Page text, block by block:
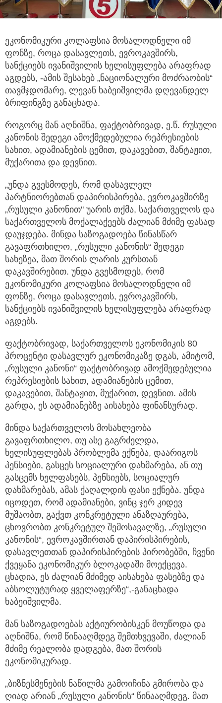
ეკონომიკური კოლაფსია მოსალოდნელი იმ
ფონზე, როცა დასავლეთს, ევროკავშირს,
სანქციებს ივანიშვილის ხელისუფლება არაფრად
აგდებს, -ამის შესახებ „ნაციონალური მოძრაობის“
თავმჯდომარე, ლევან ხაბეიშვილმა დღევანდელ
ბრიფინგზე განაცხადა.
როგორც მან აღნიშნა, ფაქტობრივად, ე.წ. რუსული
კანონის შედეგი ამოქმედებულია რეპრესიების
სახით, ადამიანების ცემით, დაკავებით, შანტაჟით,
მუქარითა და დევნით.
„უნდა გვესმოდეს, რომ დასავლელ
პარტნიორებთან დაპირისპირება, ევროკავშირზე
„რუსული კანონით" უარის თქმა, საქართველოს და
საქართველოს მოქალაქეებს ძალიან მძიმე ფასად
დაუჯდება. მინდა საზოგადოება წინასწარ
გავაფრთხილო, „რუსული კანონის“ შედეგი
სახეზეა, მათ შორის ლარის კურსთან
დაკავშირებით. უნდა გვესმოდეს, რომ
ეკონომიკური კოლაფსია მოსალოდნელი იმ
ფონზე, როცა დასავლეთს, ევროკავშირს,
სანქციებს ივანიშვილის ხელისუფლება არაფრად
აგდებს.
ფაქტობრივად, საქართველოს ეკონომიკის 80
პროცენტი დასავლურ ეკონომიკაზე დგას, ამიტომ,
„რუსული კანონი“ ფაქტობრივად ამოქმედებულია
რეპრესიების სახით, ადამიანების ცემით,
დაკავებით, შანტაჟით, მუქარით, დევნით. ამის
გარდა, ეს ადამიანებზე აისახება ფინანსურად.
მინდა საქართველოს მოსახლეობა
გავაფრთხილო, თუ ასე გაგრძელდა,
ხელისუფლებას პრობლემა ექნება, დაარიგოს
პენსიები, გასცეს სოციალური დახმარება, ან თუ
გასცემს ხელფასებს, პენსიებს, სოციალურ
დახმარებას, ამას ქაღალდის ფასი ექნება. უნდა
იცოდეთ, რომ ადამიანები, ვინც ჯერ კიდევ
მუშაობთ, გაქვთ კონკრეტული ანაზღაურება,
ცხოვრობთ კონკრეტულ შემოსავალზე, „რუსული
კანონის“, ევროკავშირთან დაპირისპირების,
დასავლეთთან დაპირისპირების პირობებში, ჩვენი
ქვეყანა ეკონომიკურ ბლოკადაში მოექცევა.
ცხადია, ეს ძალიან მძიმედ აისახება ფასებზე და
აბსოლუტურად ყველაფერზე“,-განაცხადა
ხაბეიშვილმა.
მან საზოგადოებას აქტიურობისკენ მოუწოდა და
აღნიშნა, რომ წინააღმდეგ შემთხვევაში, ძალიან
მძიმე რეალობა დადგება, მათ შორის
ეკონომიკურად.
„ბიზნესმენების ნაწილმა გამოიჩინა გმირობა და
ღიად არიან „რუსული კანონის“ წინააღმდეგ. მათ